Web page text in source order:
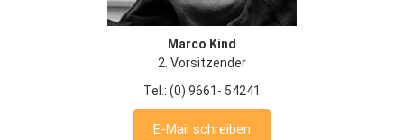
Marco Kind
2. Vorsitzender
Tel.: (0) 9661- 54241
E-Mail schreiben